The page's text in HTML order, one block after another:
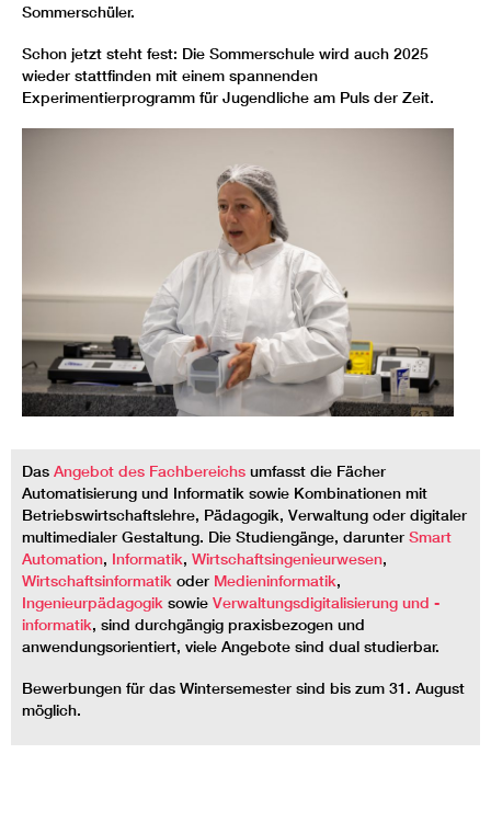
Sommerschüler.
Schon jetzt steht fest: Die Sommerschule wird auch 2025
wieder stattfinden mit einem spannenden
Experimentierprogramm für Jugendliche am Puls der Zeit.
Das Angebot des Fachbereichs umfasst die Fächer
Automatisierung und Informatik sowie Kombinationen mit
Betriebswirtschaftslehre, Pädagogik, Verwaltung oder digitaler
multimedialer Gestaltung. Die Studiengänge, darunter Smart
Automation, Informatik, Wirtschaftsingenieurwesen,
Wirtschaftsinformatik oder Medieninformatik,
Ingenieurpädagogik sowie Verwaltungsdigitalisierung und -
informatik, sind durchgängig praxisbezogen und
anwendungsorientiert, viele Angebote sind dual studierbar.
Bewerbungen für das Wintersemester sind bis zum 31. August
möglich.